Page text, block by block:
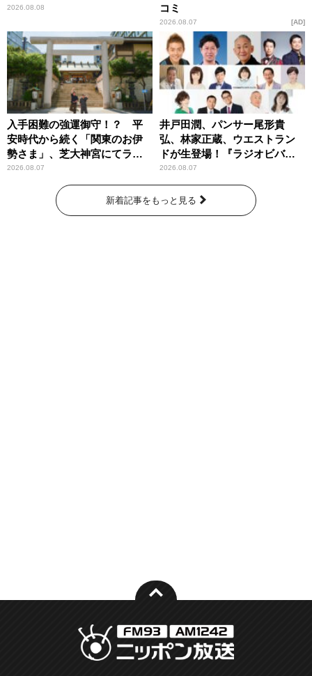
2026.08.08
コミ
2026.08.07 AD
入手困難の強運御守！？ 平
安時代から続く「関東のお伊
勢さま」、芝大神宮にてラン
パンプスが合格祈願！
2026.08.07
井戸田潤、パンサー尾形貴
弘、林家正蔵、ウエストラン
ドが生登場！『ラジオビバリ
ー昼ズ』
2026.08.07
新着記事をもっと見る